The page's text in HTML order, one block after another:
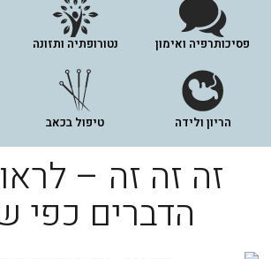
פסיכותרפיה ואימון נטורופתיה ותזונה
הריון ולידה טיפול בכאב
זה זה זה –
הדברים כפי